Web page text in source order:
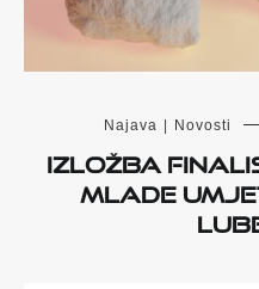
Najava Novosti
Izložba
mlade